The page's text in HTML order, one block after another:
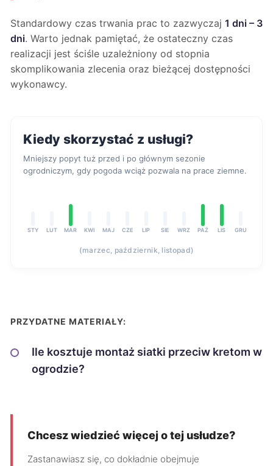
Standardowy czas trwania prac to zazwyczaj 1 dni – 3
dni. Warto jednak pamiętać, że ostateczny czas
realizacji jest ściśle uzależniony od stopnia
skomplikowania zlecenia oraz bieżącej dostępności
wykonawcy.
Kiedy skorzystać z usługi?
Mniejszy popyt tuż przed i po głównym sezonie
ogrodniczym, gdy pogoda wciąż pozwala na prace ziemne.
STY LUT MAR KWI MAJ CZE LIP SIE WRZ PAŹ LIS GRU
(marzec, październik, listopad)
PRZYDATNE MATERIAŁY:
Ile kosztuje montaż siatki przeciw kretom w
ogrodzie?
Chcesz wiedzieć więcej o tej usłudze?
Zastanawiasz się, co dokładnie obejmuje